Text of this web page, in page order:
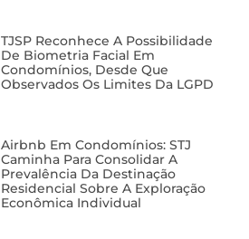
TJSP Reconhece A Possibilidade
De Biometria Facial Em
Condomínios, Desde Que
Observados Os Limites Da LGPD
Airbnb Em Condomínios: STJ
Caminha Para Consolidar A
Prevalência Da Destinação
Residencial Sobre A Exploração
Econômica Individual